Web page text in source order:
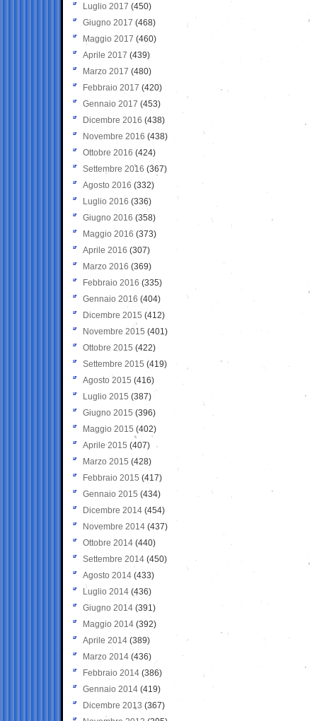
Luglio 2017 (450)
Giugno 2017 (468)
Maggio 2017 (460)
Aprile 2017 (439)
Marzo 2017 (480)
Febbraio 2017 (420)
Gennaio 2017 (453)
Dicembre 2016 (438)
Novembre 2016 (438)
Ottobre 2016 (424)
Settembre 2016 (367)
Agosto 2016 (332)
Luglio 2016 (336)
Giugno 2016 (358)
Maggio 2016 (373)
Aprile 2016 (307)
Marzo 2016 (369)
Febbraio 2016 (335)
Gennaio 2016 (404)
Dicembre 2015 (412)
Novembre 2015 (401)
Ottobre 2015 (422)
Settembre 2015 (419)
Agosto 2015 (416)
Luglio 2015 (387)
Giugno 2015 (396)
Maggio 2015 (402)
Aprile 2015 (407)
Marzo 2015 (428)
Febbraio 2015 (417)
Gennaio 2015 (434)
Dicembre 2014 (454)
Novembre 2014 (437)
Ottobre 2014 (440)
Settembre 2014 (450)
Agosto 2014 (433)
Luglio 2014 (436)
Giugno 2014 (391)
Maggio 2014 (392)
Aprile 2014 (389)
Marzo 2014 (436)
Febbraio 2014 (386)
Gennaio 2014 (419)
Dicembre 2013 (367)